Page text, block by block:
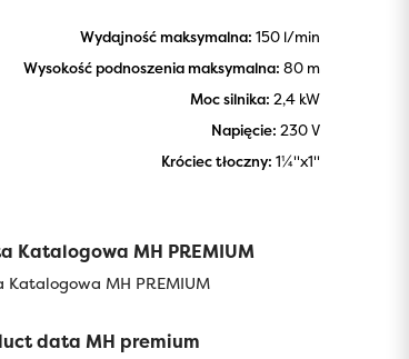
Wydajność maksymalna: 150 l/min
Wysokość podnoszenia maksymalna: 80 m
Moc silnika: 2,4 kW
Napięcie: 230 V
Króciec tłoczny: 1¼''x1''
Katalogowa MH PREMIUM
Katalogowa MH PREMIUM
data MH premium